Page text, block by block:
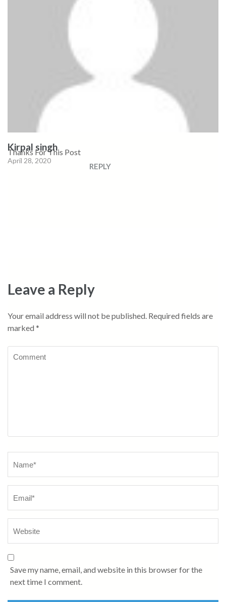
Kirpal singh
April 28, 2020
Thanks For This Post
REPLY
Leave a Reply
Your email address will not be published. Required fields are
marked *
Save my name, email, and website in this browser for the
next time I comment.